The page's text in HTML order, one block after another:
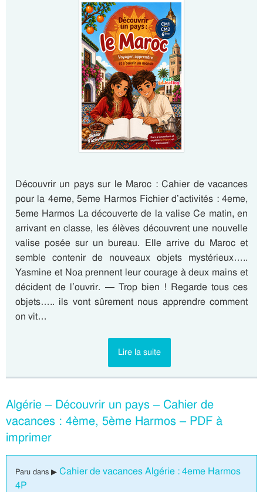
Découvrir un pays sur le Maroc : Cahier de vacances
pour la 4eme, 5eme Harmos Fichier d’activités : 4eme,
5eme Harmos La découverte de la valise Ce matin, en
arrivant en classe, les élèves découvrent une nouvelle
valise posée sur un bureau. Elle arrive du Maroc et
semble contenir de nouveaux objets mystérieux…..
Yasmine et Noa prennent leur courage à deux mains et
décident de l’ouvrir. — Trop bien ! Regarde tous ces
objets….. ils vont sûrement nous apprendre comment
on vit…
Lire la suite
Algérie – Découvrir un pays – Cahier de
vacances : 4ème, 5ème Harmos – PDF à
imprimer
Paru dans ▶ Cahier de vacances Algérie : 4eme Harmos
4P